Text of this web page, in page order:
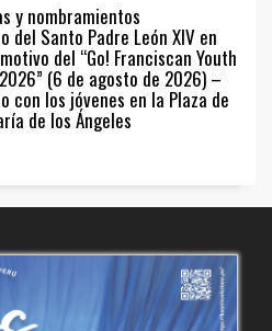
y nombramientos
del Santo Padre León XIV en
del “Go! Franciscan Youth
(6 de agosto de 2026) –
con los jóvenes en la Plaza de
de los Ángeles